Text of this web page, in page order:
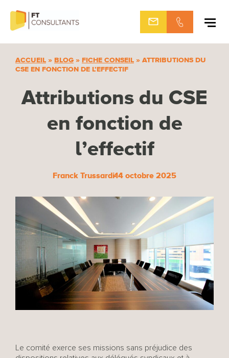
contenu
ACCUEIL » BLOG » FICHE CONSEIL » ATTRIBUTIONS DU
CSE EN FONCTION DE L’EFFECTIF
Attributions du CSE
en fonction de
l’effectif
Franck Trussardi14 octobre 2025
Le comité exerce ses missions sans préjudice des